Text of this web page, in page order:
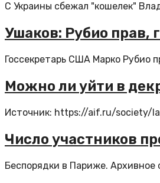
С Украины сбежал "кошелек"
Ушаков: Рубио прав,
Госсекретарь США Марко Рубио
Можно ли уйти в
Источник: https://aif.ru/society/
Число участников
Беспорядки в Париже. Архивное